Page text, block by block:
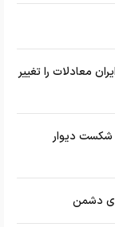
معادلات را تغییر
شکست دیوار
دشمن